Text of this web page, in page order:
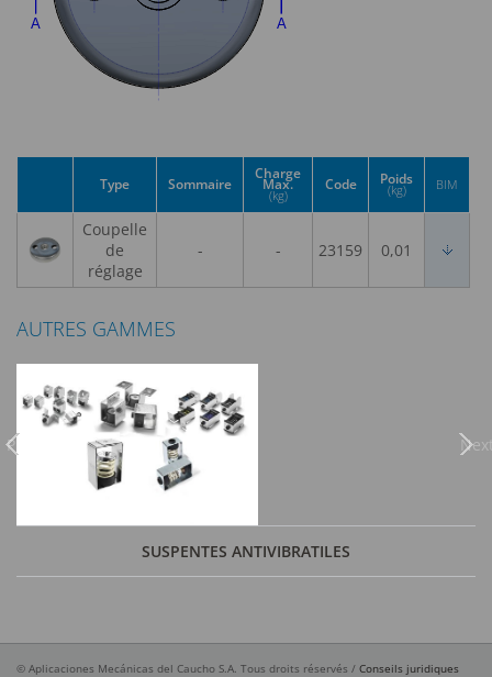
Type Sommaire
Charge
Max.
(kg)
Code Poids
(kg) BIM
Coupelle
de
réglage
- - 23159 0,01
AUTRES GAMMES
SUSPENTES ANTIVIBRATILES
Previous Next
© Aplicaciones Mecánicas del Caucho S.A. Tous droits réservés / Conseils juridiques